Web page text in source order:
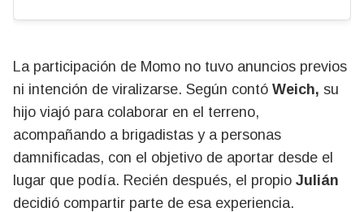
La participación de Momo no tuvo anuncios previos
ni intención de viralizarse. Según contó Weich, su
hijo viajó para colaborar en el terreno,
acompañando a brigadistas y a personas
damnificadas, con el objetivo de aportar desde el
lugar que podía. Recién después, el propio Julián
decidió compartir parte de esa experiencia.